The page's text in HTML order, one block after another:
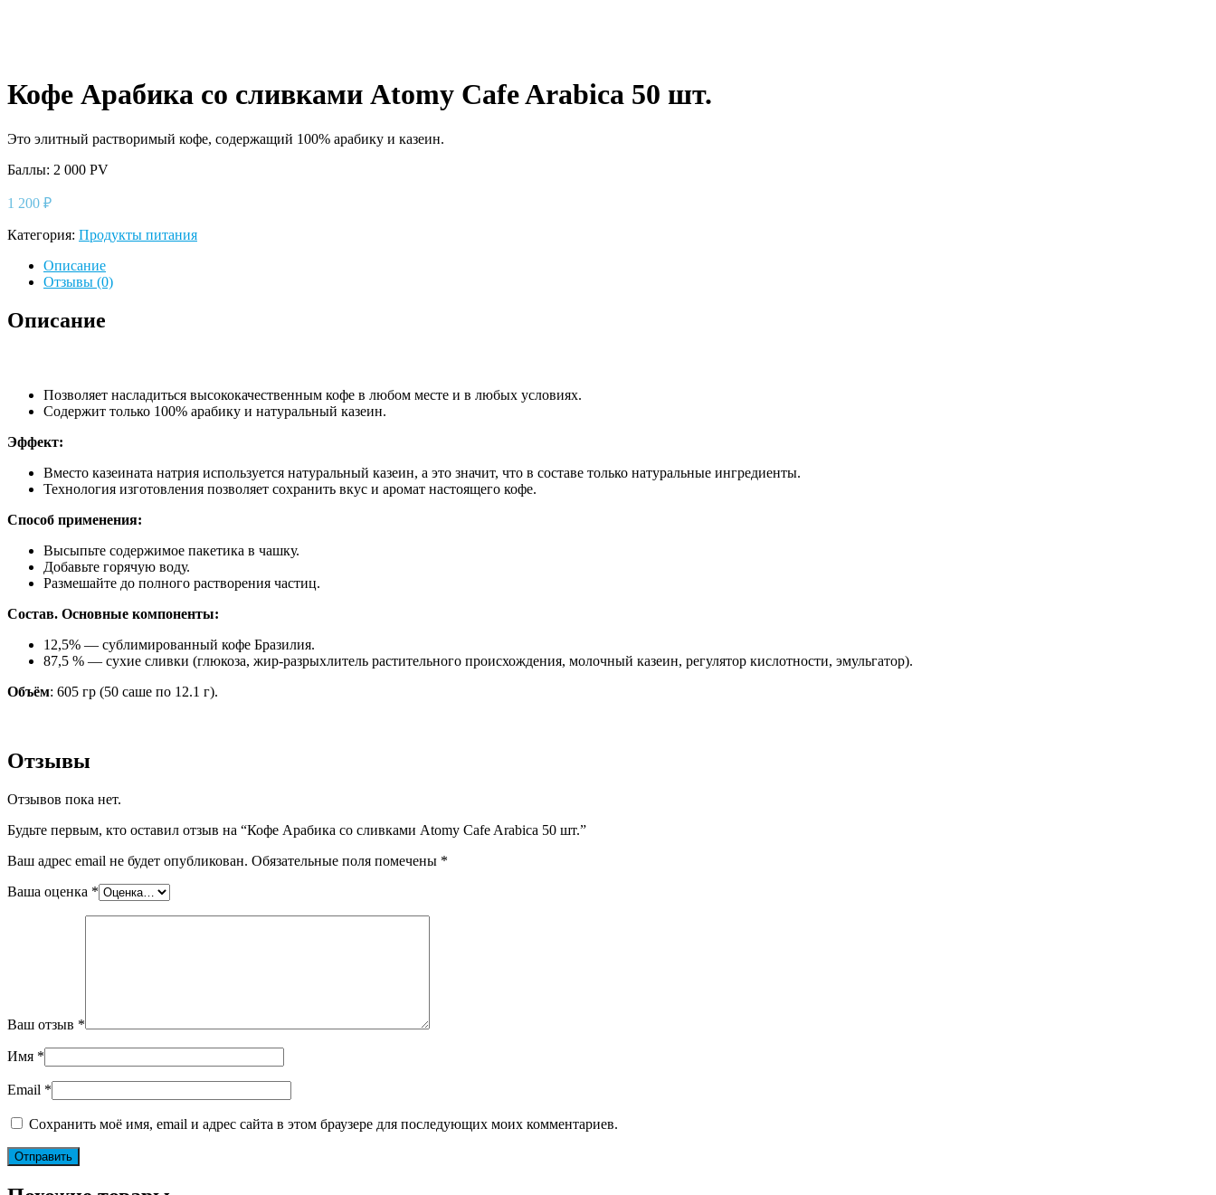
Кофе Арабика со сливками Atomy Cafe Arabica 50 шт.
Это элитный растворимый кофе, содержащий 100% арабику и казеин.
Баллы: 2 000 PV
1 200 ₽
Категория: Продукты питания
Описание
Отзывы (0)
Описание
Позволяет насладиться высококачественным кофе в любом месте и в любых условиях.
Содержит только 100% арабику и натуральный казеин.
Эффект:
Вместо казеината натрия используется натуральный казеин, а это значит, что в составе только натуральные ингредиенты.
Технология изготовления позволяет сохранить вкус и аромат настоящего кофе.
Способ применения:
Высыпьте содержимое пакетика в чашку.
Добавьте горячую воду.
Размешайте до полного растворения частиц.
Состав. Основные компоненты:
12,5% — сублимированный кофе Бразилия.
87,5 % — сухие сливки (глюкоза, жир-разрыхлитель растительного происхождения, молочный казеин, регулятор кислотности, эмульгатор).
Объём: 605 гр (50 саше по 12.1 г).
Отзывы
Отзывов пока нет.
Будьте первым, кто оставил отзыв на “Кофе Арабика со сливками Atomy Cafe Arabica 50 шт.”
Ваш адрес email не будет опубликован. Обязательные поля помечены *
Ваша оценка *
Ваш отзыв *
Имя *
Email *
Сохранить моё имя, email и адрес сайта в этом браузере для последующих моих комментариев.